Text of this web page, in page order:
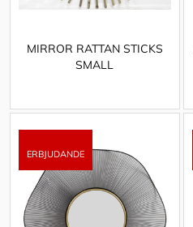
MIRROR RATTAN STICKS
SMALL